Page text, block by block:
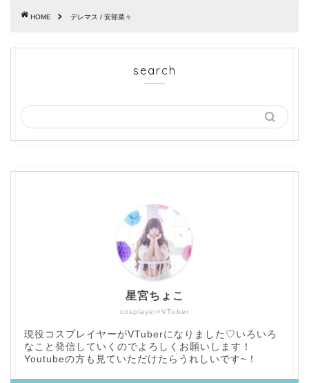
HOME デレマス / 安部菜々
search
cosplayer×VTuber
星宮ちょこ
現役コスプレイヤーがVTuberになりました♡いろいろ
なこと発信していくのでよろしくお願いします！
Youtubeの方も見ていただけたらうれしいです~！